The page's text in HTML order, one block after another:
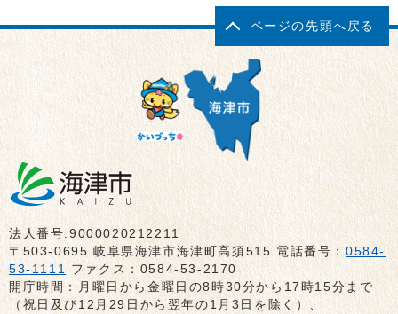
ページの先頭へ戻る
法人番号:9000020212211
〒503-0695 岐阜県海津市海津町高須515 電話番号：0584-
53-1111 ファクス：0584-53-2170
開庁時間：月曜日から金曜日の8時30分から17時15分まで
（祝日及び12月29日から翌年の1月3日を除く）、